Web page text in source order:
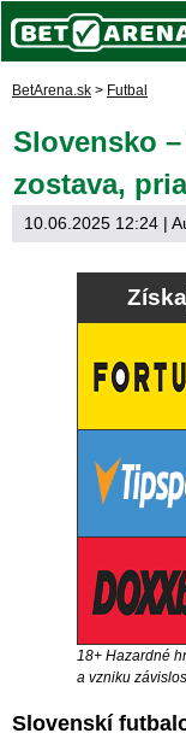
BetArena.sk > Futbal
Slovensko
zostava,
10.06.2025 12:24 |
18+ Hazardné
a vzniku
Slovenskí